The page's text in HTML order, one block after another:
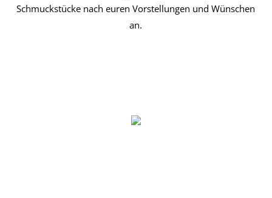
Schmuckstücke nach euren Vorstellungen und Wünschen
an.